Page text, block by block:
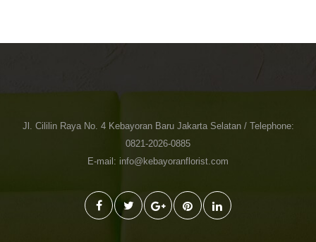
Jl. Cililin Raya No. 4 Kebayoran Baru Jakarta Selatan / Telephone:
0821-2026-0885
E-mail: info@kebayoranflorist.com